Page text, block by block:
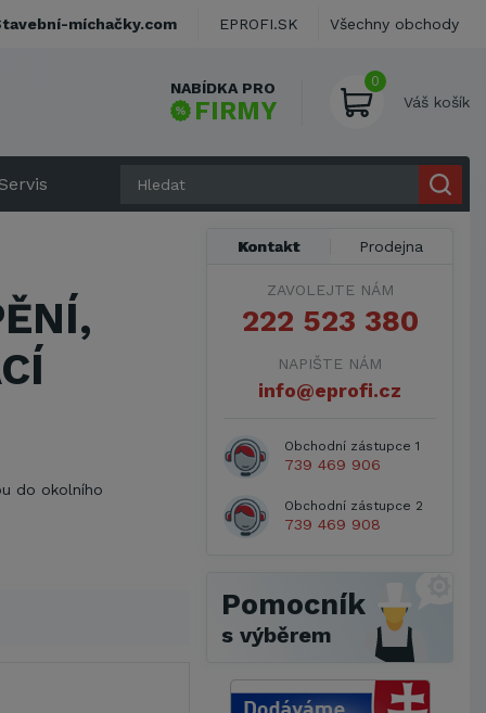
NABÍDKA PRO
FIRMY
0
Váš košík
do okolního
Kontakt Prodejna
ZAVOLEJTE NÁM
222 523 380
NAPIŠTE NÁM
info@eprofi.cz
Obchodní zástupce 1
739 469 906
Obchodní zástupce 2
739 469 908
Pomocník
s výběrem
míchačky.com EPROFI.SK Všechny obchody